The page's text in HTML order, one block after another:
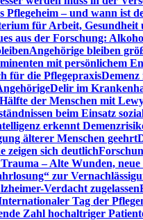
Pflegeheim – und wann ist
für Arbeit, Gesundheit
aus der Forschung:
Angehörige bleiben
mit persönlichem
für die Pflegepraxis
Delir im
der Menschen mit
beim Einsatz
erkennt
älterer Menschen geehrt
zeigen sich deutlich
– Alte Wunden,
zur
Verdacht zugelassen
Tag der
Zahl hochaltriger